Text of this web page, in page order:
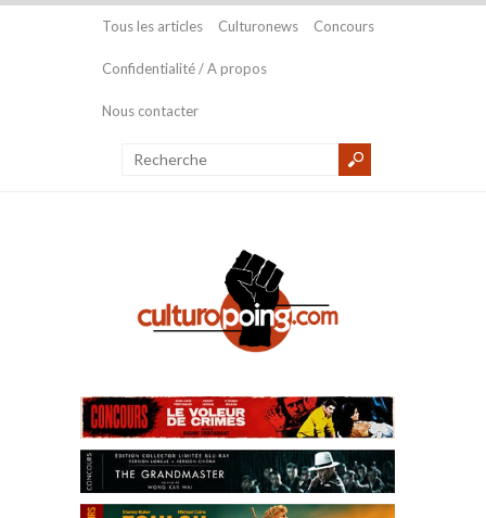
Tous les articles Culturonews Concours
Confidentialité / A propos
Nous contacter